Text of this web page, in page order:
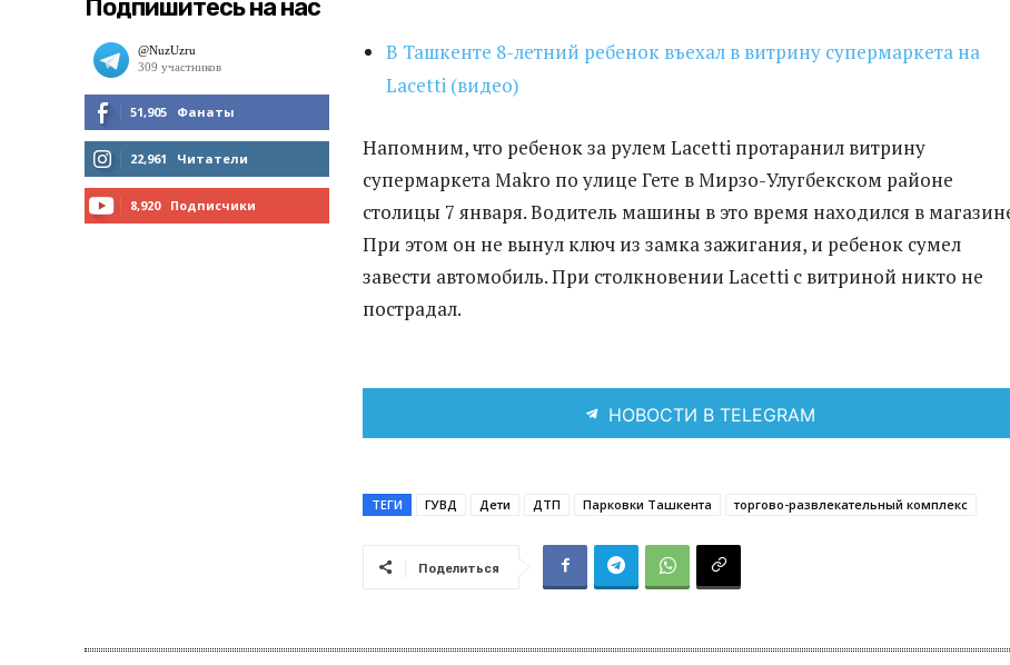
Подпишитесь на нас
51,905 Фанаты
МНЕ НРАВИТСЯ
22,961 Читатели
8,920 Подписчики
В Ташкенте 8-летний ребенок въехал в витрину супермаркета на
Lacetti (видео)
Напомним, что ребенок за рулем Lacetti протаранил витрину
супермаркета Makro по улице Гете в Мирзо-Улугбекском районе
столицы 7 января. Водитель машины в это время находился в
При этом он не вынул ключ из замка зажигания, и ребенок сумел
завести автомобиль. При столкновении Lacetti с витриной никто не
пострадал.
НОВОСТИ В TELEGRAM
ТЕГИ ГУВД Дети ДТП Парковки Ташкента торгово-развлекательный комплекс
Поделиться